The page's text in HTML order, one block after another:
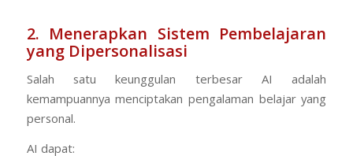
2. Menerapkan Sistem Pembelajaran
yang Dipersonalisasi
Salah satu keunggulan terbesar AI adalah
kemampuannya menciptakan pengalaman belajar yang
personal.
AI dapat: